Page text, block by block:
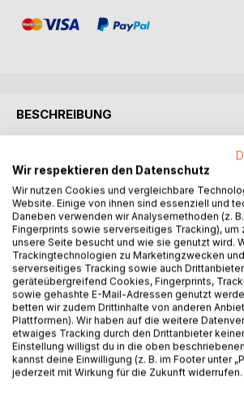
BESCHREIBUNG
Humorvoll und wendungsreich. Ein
Schelmenstück. Die schönste Love
Hai".
Wenn etwas für immer verschwinden
Hallgrubers Schrottplatz die beste
Ignaz nimmt es nicht so genau. Er nimmt
er kann die Klappe halten. Er hält sie
Menschen. Dabei hat er eigentlich
allem, wenn sie ihn in Ruhe lassen.
Aber wenn die Gemeindebücherei kein
Bücher bekommt, ist es Zeit zu handeln.
Komfortzone. Sich engagieren. Sich
da noch diese Katrin, eine
Wir respektieren den Datenschutz
Wir nutzen Cookies und vergleichbare
Website. Einige von ihnen sind essenziell und
Daneben verwenden wir Analysemethoden (z.
Fingerprints sowie serverseitiges Tracking), um
unsere Seite besucht und wie sie genutzt wird.
Trackingtechnologien zu Marketingzwecken
serverseitiges Tracking sowie auch
geräteübergreifend Cookies, Fingerprints,
sowie gehashte E-Mail-Adressen genutzt
betten wir zudem Drittinhalte von anderen
Plattformen). Wir haben auf die weitere
etwaiges Tracking durch den Drittanbieter
Einstellung willigst du in die oben
kannst deine Einwilligung (z. B. im Footer unter
jederzeit mit Wirkung für die Zukunft widerrufen.